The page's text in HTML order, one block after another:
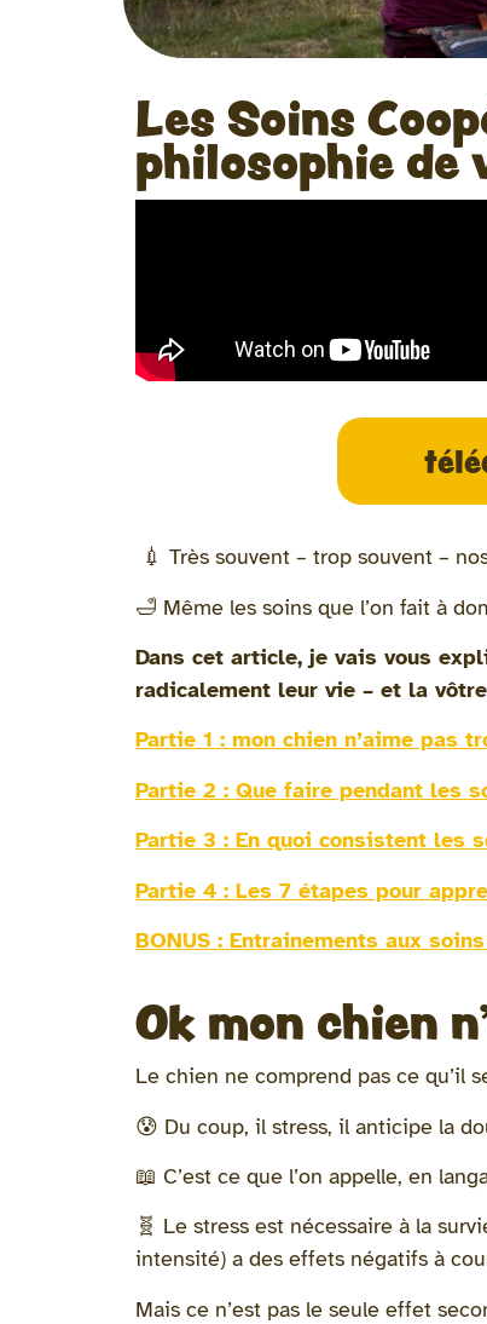
Les Soins
philosophie de
💉 Très souvent – trop souvent –
🛁 Même les soins que l’on fait à
Dans cet article, je vais vous
radicalement leur vie – et la
Partie 1 : mon chien n’aime pas
Partie 2 : Que faire pendant les
Partie 3 : En quoi consistent les
Partie 4 : Les 7 étapes pour
BONUS : Entrainements aux
Ok mon chien
Le chien ne comprend pas ce qu’il
😰 Du coup, il stress, il anticipe la
📖 C’est ce que l’on appelle, en
🧬 Le stress est nécessaire à la
intensité) a des effets négatifs à
Mais ce n’est pas le seule effet